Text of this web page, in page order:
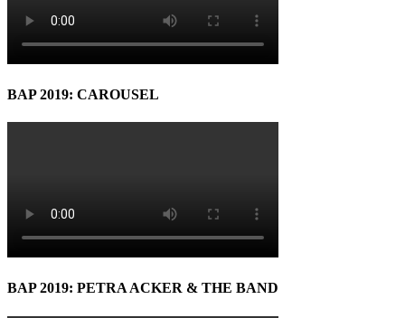
BAP 2019: CAROUSEL
BAP 2019: PETRA ACKER & THE BAND